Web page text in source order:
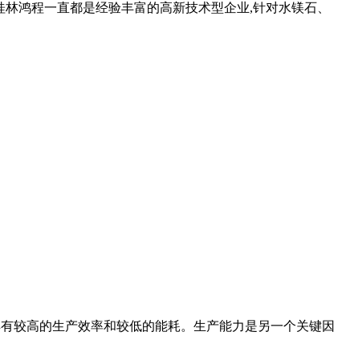
鸿程一直都是经验丰富的高新技术型企业,针对水镁石、
较高的生产效率和较低的能耗。生产能力是另一个关键因